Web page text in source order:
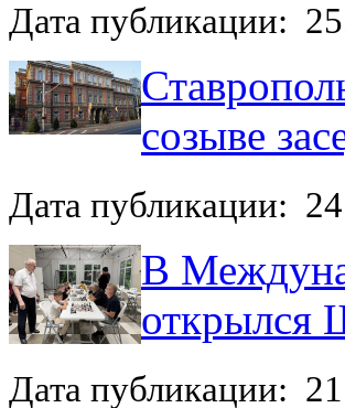
Дата публикации:
созыве
Дата публикации:
В
открылся
Дата публикации: